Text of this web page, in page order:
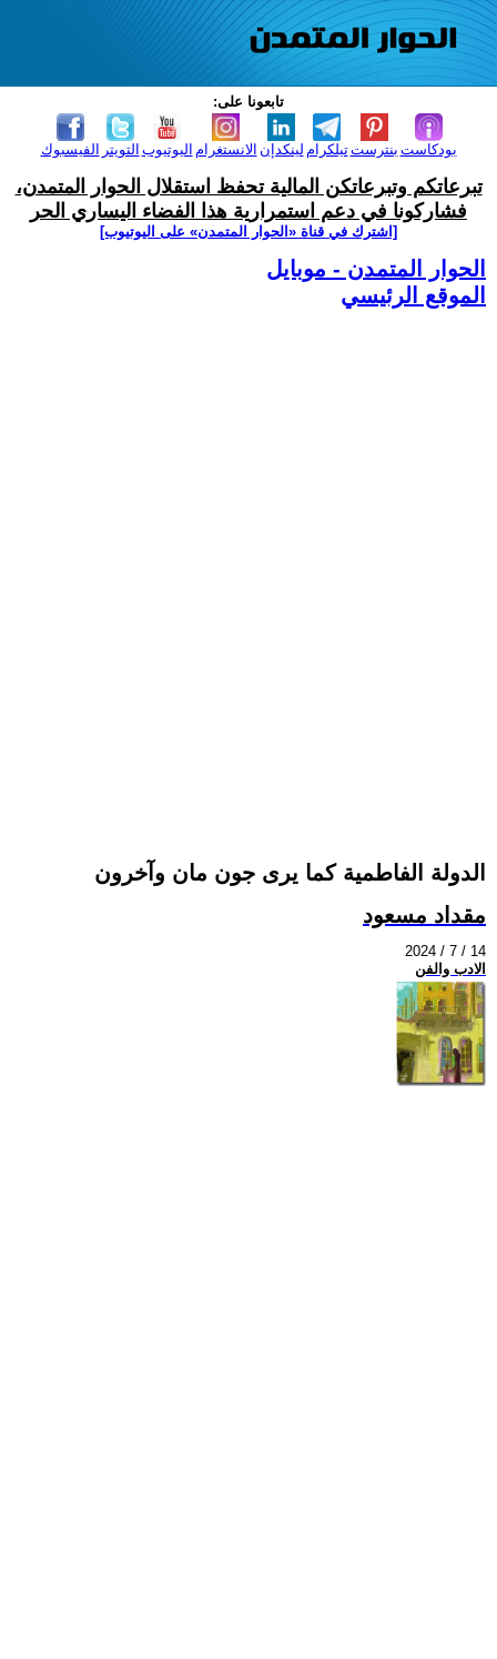
تابعونا على:
الفيسبوك التويتر اليوتيوب الانستغرام لينكدإن تيلكرامبنترست بودكاست
تبرعاتكم وتبرعاتكن المالية تحفظ استقلال الحوار المتمدن،
فشاركونا في دعم استمرارية هذا الفضاء اليساري الحر
[اشترك في قناة ‫«الحوار المتمدن» على اليوتيوب]
الحوار المتمدن - موبايل
الموقع الرئيسي
الدولة الفاطمية كما يرى جون مان وآخرون
مقداد مسعود
2024 / 7 / 14
الادب والفن